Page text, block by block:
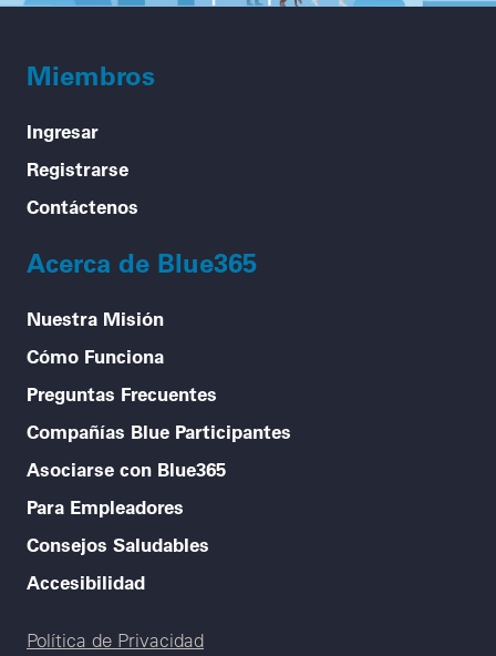
Miembros
Ingresar
Registrarse
Contáctenos
Acerca de Blue365
Nuestra Misión
Cómo Funciona
Preguntas Frecuentes
Compañías Blue Participantes
Asociarse con Blue365
Para Empleadores
Consejos Saludables
Accesibilidad
Legal menu
Política de Privacidad